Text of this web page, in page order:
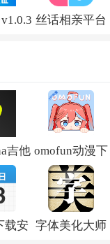
丝话相亲平台
吉他
载免
omofun动漫下
载最新版
v1.1.73
载安 字体美化大师